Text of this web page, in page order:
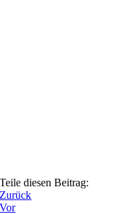
Teile diesen Beitrag:
Zurück
Vor